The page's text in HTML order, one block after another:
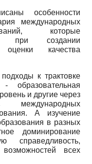
особенности
международных
которые
при создании
качества
к трактовке
образовательная
и другие через
международных
А изучение
в разных
доминирование
справедливость,
всех